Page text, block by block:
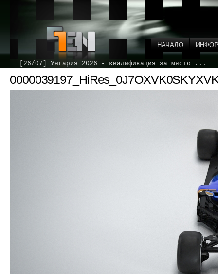
НАЧАЛО
[26/07] Унгария 2026 - квалификация за място ...